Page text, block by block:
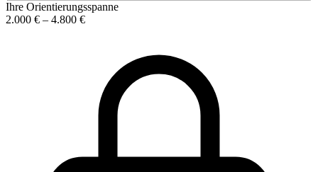
Ihre Orientierungsspanne
2.000 € – 4.800 €